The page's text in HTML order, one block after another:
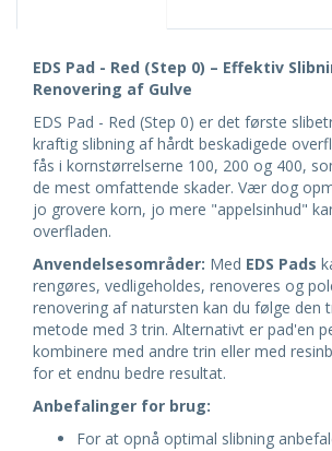
EDS Pad - Red (Step 0) – Effektiv
Renovering af Gulve
EDS Pad - Red (Step 0) er det første
kraftig slibning af hårdt beskadigede
fås i kornstørrelserne 100, 200 og 400,
de mest omfattende skader. Vær dog
jo grovere korn, jo mere "appelsinhud"
overfladen.
Anvendelsesområder: Med EDS Pads
rengøres, vedligeholdes, renoveres og
renovering af natursten kan du følge den
metode med 3 trin. Alternativt er pad'en
kombinere med andre trin eller med
for et endnu bedre resultat.
Anbefalinger for brug:
For at opnå optimal slibning